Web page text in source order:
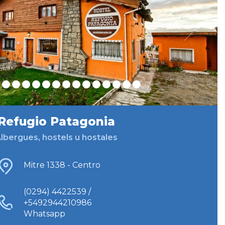
Patagonia
hostels u hostales
Mitre 1338 - Centro
(0294) 4422539 /
+5492944210986
Whatsapp